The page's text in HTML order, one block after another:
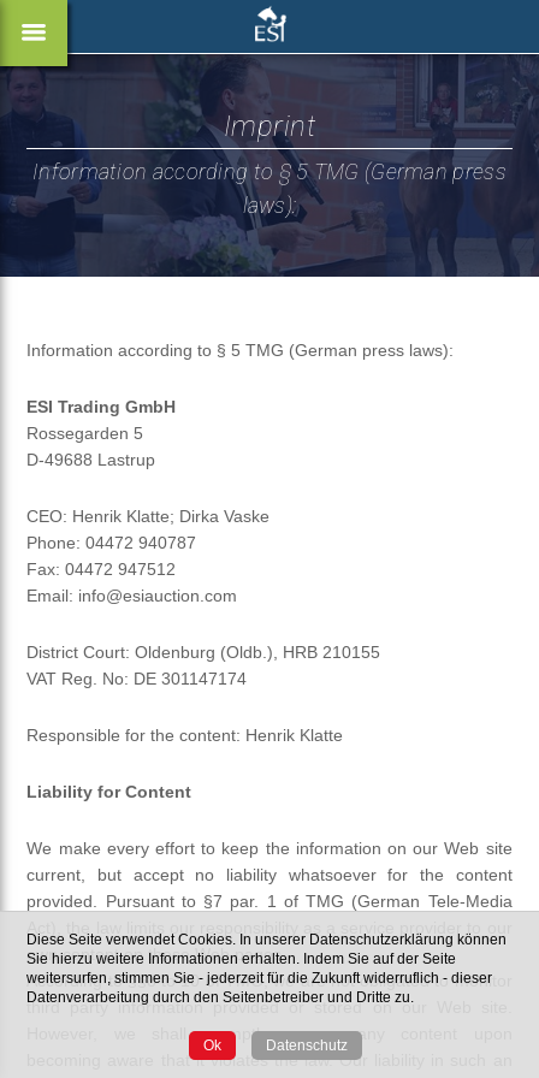
Imprint
Information according to § 5 TMG (German press
laws):
Information according to § 5 TMG (German press laws):
ESI Trading GmbH
Rossegarden 5
D-49688 Lastrup
CEO: Henrik Klatte; Dirka Vaske
Phone: 04472 940787
Fax: 04472 947512
Email: info@esiauction.com
District Court: Oldenburg (Oldb.), HRB 210155
VAT Reg. No: DE 301147174
Responsible for the content: Henrik Klatte
Liability for Content
We make every effort to keep the information on our Web site
current, but accept no liability whatsoever for the content
provided. Pursuant to §7 par. 1 of TMG (German Tele-Media
own content on these Web pages.
According to §§8 to 10 of TMG, we are not obligated to monitor
third party information provided or stored on our Web site.
However, we shall promptly remove any content upon
becoming aware that it violates the law. Our liability in such an
Diese Seite verwendet Cookies. In unserer Datenschutzerklärung können
Sie hierzu weitere Informationen erhalten. Indem Sie auf der Seite
weitersurfen, stimmen Sie - jederzeit für die Zukunft widerruflich - dieser
Datenverarbeitung durch den Seitenbetreiber und Dritte zu.
Ok Datenschutz